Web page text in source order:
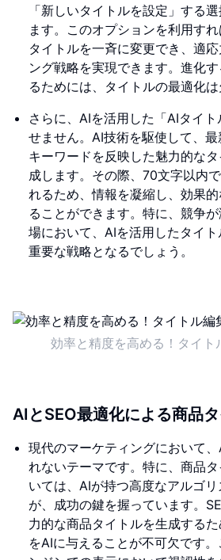
「新しいタイトルを設定」する
ます。このオプションを利用す
タイトルを一斉に変更でき、適
ング戦略を実現できます。進化
るためには、タイトルの最適化は
さらに、AIを活用した「AIタイ
せません。AI技術を駆使して、
キーワードを反映した魅力的な
成します。その際、70文字以内
れるため、情報を凝縮し、効果
ることができます。特に、競争
場において、AIを活用したタイ
重要な戦略となるでしょう。
効率と精度を高める！タイト
AIとSEO最適化による商品
現代のマーケティングにおいて
れないテーマです。特に、商品
いては、AIが持つ高度なアルゴ
が、成功の鍵を握っています。
力的な商品タイトルを生成する
をAIに与えることが不可欠です